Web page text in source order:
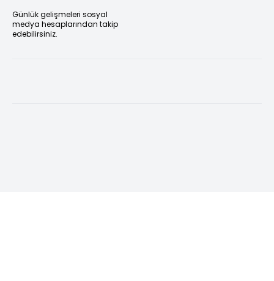
Günlük gelişmeleri sosyal
medya hesaplarından takip
edebilirsiniz.